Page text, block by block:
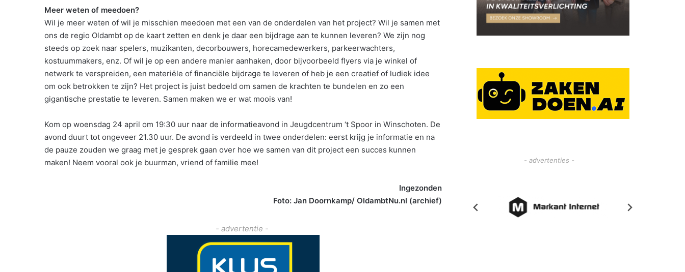
Meer weten of meedoen?
Wil je meer weten of wil je misschien meedoen met een van de onderdelen van het project? Wil je samen met
ons de regio Oldambt op de kaart zetten en denk je daar een bijdrage aan te kunnen leveren? We zijn nog
steeds op zoek naar spelers, muzikanten, decorbouwers, horecamedewerkers, parkeerwachters,
kostuummakers, enz. Of wil je op een andere manier aanhaken, door bijvoorbeeld flyers via je winkel of
netwerk te verspreiden, een materiële of financiële bijdrage te leveren of heb je een creatief of ludiek idee
om ook betrokken te zijn? Het project is juist bedoeld om samen de krachten te bundelen en zo een
gigantische prestatie te leveren. Samen maken we er wat moois van!
Kom op woensdag 24 april om 19:30 uur naar de informatieavond in Jeugdcentrum ‘t Spoor in Winschoten. De
avond duurt tot ongeveer 21.30 uur. De avond is verdeeld in twee onderdelen: eerst krijg je informatie en na
de pauze zouden we graag met je gesprek gaan over hoe we samen van dit project een succes kunnen
maken! Neem vooral ook je buurman, vriend of familie mee!
Ingezonden
Foto: Jan Doornkamp/ OldambtNu.nl (archief)
- advertentie -
- advertenties -